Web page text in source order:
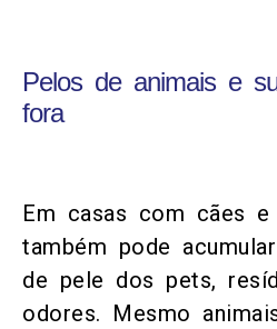
Pelos de animais e
fora
Em casas com cães
também pode
de pele dos pets,
odores. Mesmo